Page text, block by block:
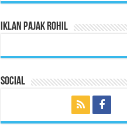
Iklan Pajak Rohil
Social